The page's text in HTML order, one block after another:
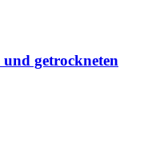
getrockneten